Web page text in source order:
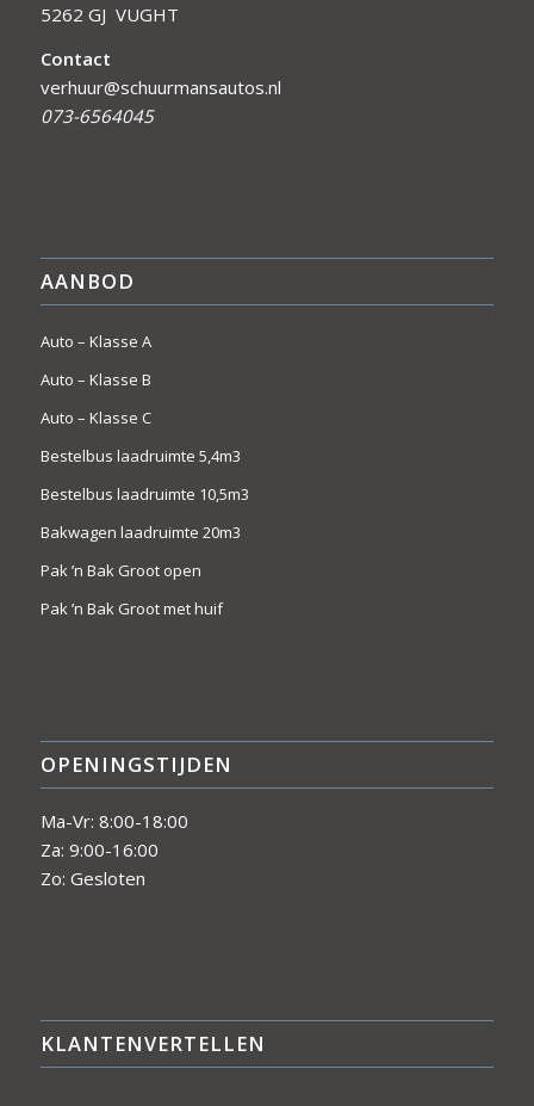
5262 GJ VUGHT
Contact
verhuur@schuurmansautos.nl
073-6564045
AANBOD
Auto – Klasse A
Auto – Klasse B
Auto – Klasse C
Bestelbus laadruimte 5,4m3
Bestelbus laadruimte 10,5m3
Bakwagen laadruimte 20m3
Pak ’n Bak Groot open
Pak ’n Bak Groot met huif
OPENINGSTIJDEN
Ma-Vr: 8:00-18:00
Za: 9:00-16:00
Zo: Gesloten
KLANTENVERTELLEN